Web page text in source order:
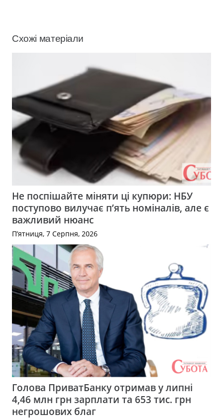
Схожі матеріали
Не поспішайте міняти ці купюри: НБУ
поступово вилучає п’ять номіналів, але є
важливий нюанс
П’ятниця, 7 Серпня, 2026
Голова ПриватБанку отримав у липні
4,46 млн грн зарплати та 653 тис. грн
негрошових благ